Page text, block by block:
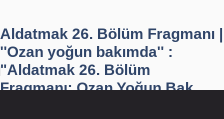
Aldatmak 26. Bölüm Fragmanı |
''Ozan yoğun bakımda'' :
"Aldatmak 26. Bölüm
Fragmanı: Ozan Yoğun Bak...